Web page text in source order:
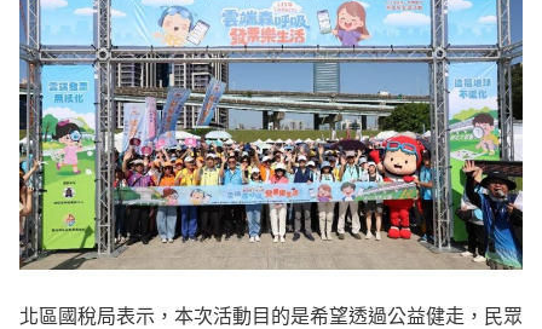
北區國稅局表示，本次活動目的是希望透過公益健走，民眾